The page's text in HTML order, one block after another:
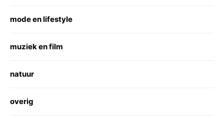
mode en lifestyle
muziek en film
natuur
overig